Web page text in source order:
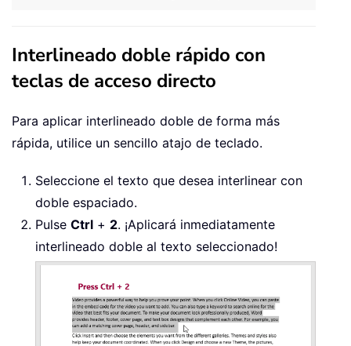
Interlineado doble rápido con
teclas de acceso directo
Para aplicar interlineado doble de forma más
rápida, utilice un sencillo atajo de teclado.
Seleccione el texto que desea interlinear con
doble espaciado.
Pulse Ctrl + 2. ¡Aplicará inmediatamente
interlineado doble al texto seleccionado!